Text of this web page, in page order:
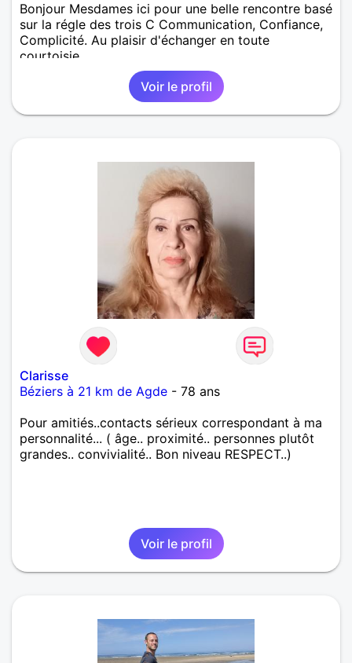
Bonjour Mesdames ici pour une belle rencontre basé
sur la régle des trois C Communication, Confiance,
Complicité. Au plaisir d'échanger en toute
courtoisie.
Voir le profil
Clarisse
Béziers à 21 km de Agde - 78 ans
Pour amitiés..contacts sérieux correspondant à ma
personnalité... ( âge.. proximité.. personnes plutôt
grandes.. convivialité.. Bon niveau RESPECT..)
Voir le profil